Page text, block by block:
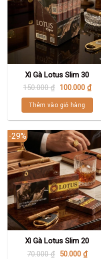
Xì Gà Lotus Slim 30
150.000₫ 100.000 ₫
Thêm vào giỏ hàng
-29%
Xì Gà Lotus Slim 20
70.000₫ 50.000 ₫